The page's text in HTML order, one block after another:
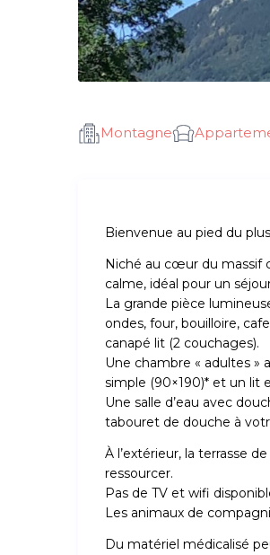
Montagne
Bienvenue au pied du
Niché au cœur du massif
calme, idéal pour un
La grande pièce
ondes, four, bouilloire,
canapé lit (2 couchages).
Une chambre « adultes »
simple (90×190)* et un lit
Une salle d’eau avec
tabouret de douche à
À l’extérieur, la terrasse
ressourcer.
Pas de TV et wifi
Les animaux de
Du matériel médicalisé